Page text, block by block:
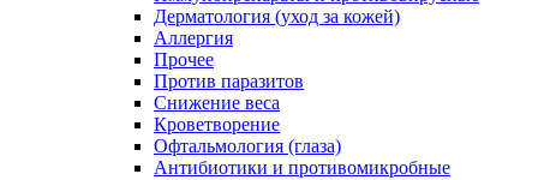
Дерматология (уход за кожей)
Аллергия
Прочее
Против паразитов
Снижение веса
Кроветворение
Офтальмология (глаза)
Антибиотики и противомикробные